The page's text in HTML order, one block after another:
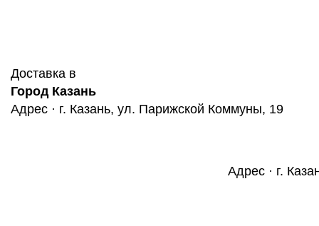
Доставка в
Город Казань
Адрес · г. Казань, ул. Парижской Коммуны, 19
Адрес · г.